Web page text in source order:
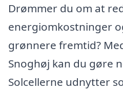
Drømmer du om at
energiomkostninger
grønnere fremtid?
Snoghøj kan du gøre
Solcellerne udnytter